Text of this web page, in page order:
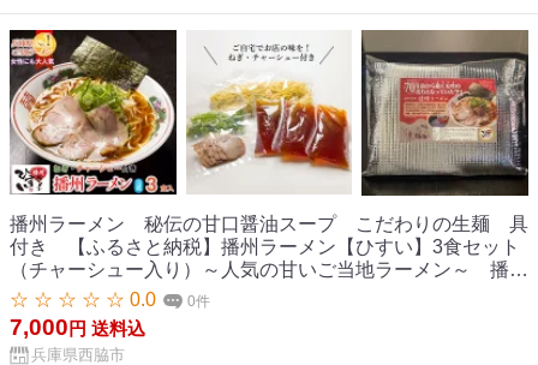
播州ラーメン 秘伝の甘口醤油スープ こだわりの生麺 具
付き 【ふるさと納税】播州ラーメン【ひすい】3食セット
（チャーシュー入り）～人気の甘いご当地ラーメン～ 播州
ラーメンひすい スープ 甘口 醤油 秘伝 濃厚 甘口醤油 生めん
人気店 有名店 西脇市 認定店 ご当地ラーメン ラーメンスー
プ お土産 お取り寄せグルメ 3食セット
☆ ☆ ☆ ☆ ☆ 0.0 0件
7,000 円 送料込
兵庫県西脇市